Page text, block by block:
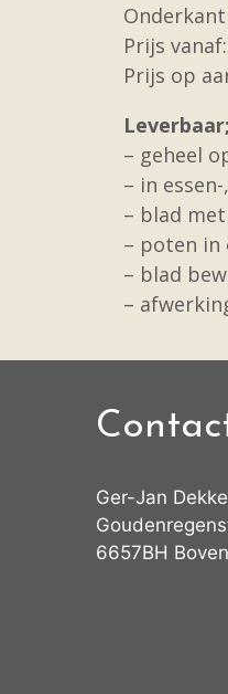
Prijs
Prijs op
Leverbaar;
– geheel
– in
– blad
– poten in
– blad
–
Ger-Jan
6657BH